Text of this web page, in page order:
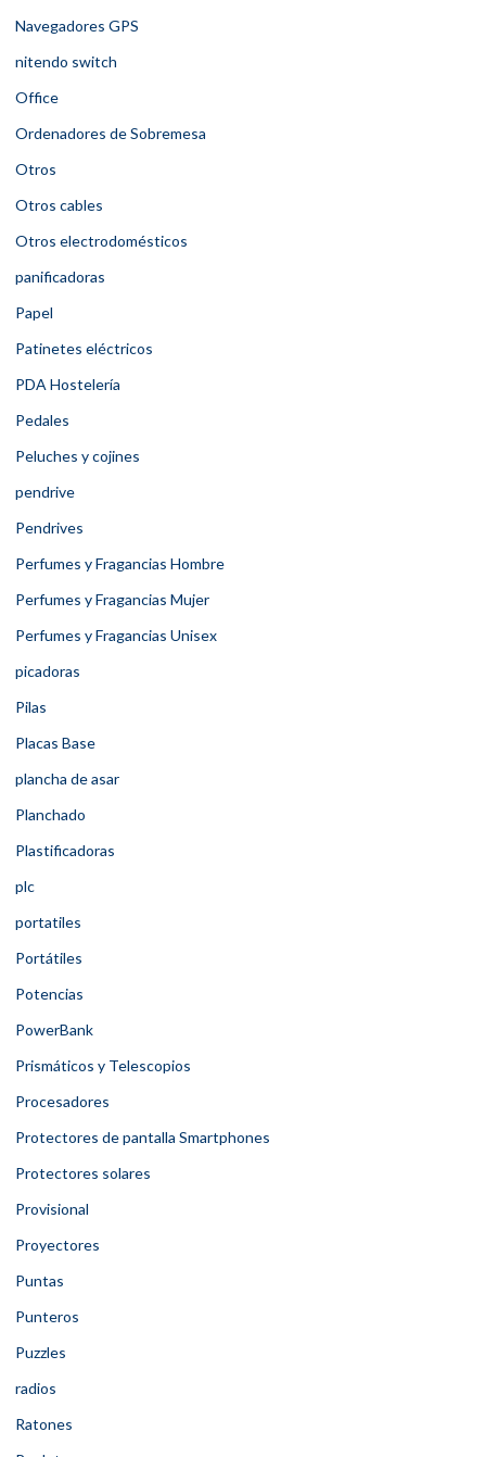
Navegadores GPS
nitendo switch
Office
Ordenadores de Sobremesa
Otros
Otros cables
Otros electrodomésticos
panificadoras
Papel
Patinetes eléctricos
PDA Hostelería
Pedales
Peluches y cojines
pendrive
Pendrives
Perfumes y Fragancias Hombre
Perfumes y Fragancias Mujer
Perfumes y Fragancias Unisex
picadoras
Pilas
Placas Base
plancha de asar
Planchado
Plastificadoras
plc
portatiles
Portátiles
Potencias
PowerBank
Prismáticos y Telescopios
Procesadores
Protectores de pantalla Smartphones
Protectores solares
Provisional
Proyectores
Puntas
Punteros
Puzzles
radios
Ratones